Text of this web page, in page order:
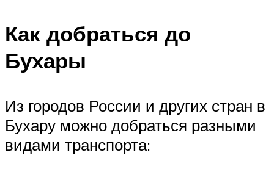
Как добраться до
Бухары
Из городов России и других стран в
Бухару можно добраться разными
видами транспорта: